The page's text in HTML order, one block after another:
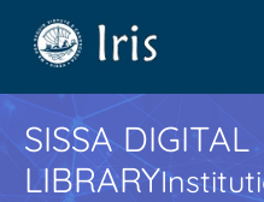
SISSA DIGITAL
LIBRARY